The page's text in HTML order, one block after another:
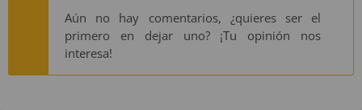
Aún no hay comentarios, ¿quieres ser el
primero en dejar uno? ¡Tu opinión nos
interesa!